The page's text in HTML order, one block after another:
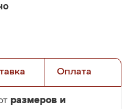
Оплата
размеров и